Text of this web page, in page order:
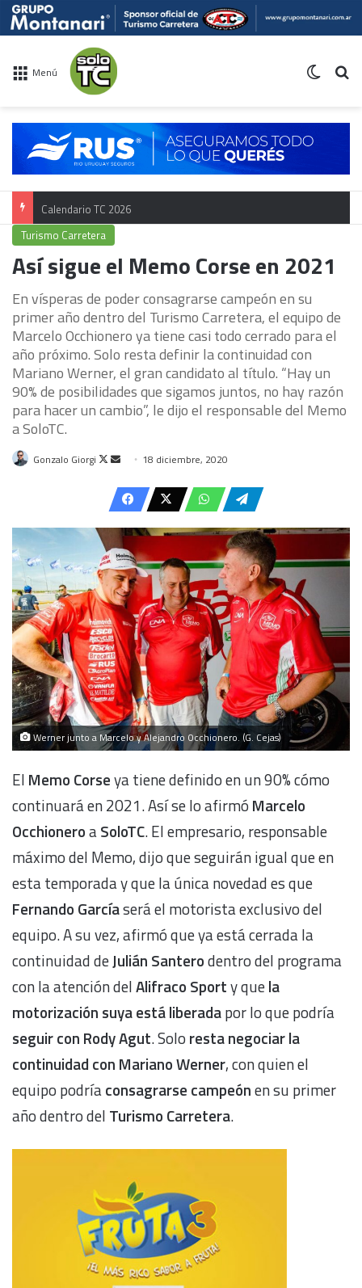
Menú
Calendario TC 2026
Turismo Carretera
Así sigue el Memo Corse en 2021
En vísperas de poder consagrarse campeón en su
primer año dentro del Turismo Carretera, el equipo de
Marcelo Occhionero ya tiene casi todo cerrado para el
año próximo. Solo resta definir la continuidad con
Mariano Werner, el gran candidato al título. “Hay un
90% de posibilidades que sigamos juntos, no hay razón
para hacer un cambio”, le dijo el responsable del Memo
a SoloTC.
Gonzalo Giorgi
Follow
X
Send
email
18 diciembre, 2020
Werner junto a Marcelo y Alejandro Occhionero. (G. Cejas)
El Memo Corseya tiene definido en un 90% cómo
continuará en 2021. Así se lo afirmó Marcelo
OcchioneroaSoloTC. El empresario, responsable
máximo del Memo, dijo que seguirán igual que en
esta temporada y que la única novedad es que
Fernando Garcíaserá el motorista exclusivo del
equipo. A su vez, afirmó que ya está cerrada la
continuidad deJulián Santerodentro del programa
con la atención delAlifraco Sporty quela
motorización suya está liberadapor lo que podría
seguir con Rody Agut. Solo resta negociar la
continuidad con Mariano Werner, con quien el
equipo podríaconsagrarse campeónen su primer
año dentro del Turismo Carretera.